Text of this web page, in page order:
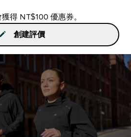
得 NT$100 優惠券。
創建評價